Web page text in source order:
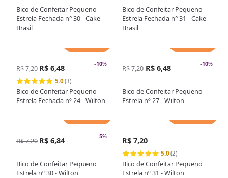
Bico de Confeitar Pequeno
Estrela Fechada n° 30 - Cake
Brasil
Bico de Confeitar Pequeno
Estrela Fechada n° 31 - Cake
Brasil
-10%
R$ 7,20 R$ 6,48
5.0(3)
Bico de Confeitar Pequeno
Estrela Fechada nº 24 - Wilton
-10%
R$ 7,20 R$ 6,48
Bico de Confeitar Pequeno
Estrela nº 27 - Wilton
-5%
R$ 7,20 R$ 6,84
Bico de Confeitar Pequeno
Estrela nº 30 - Wilton
R$ 7,20
5.0(2)
Bico de Confeitar Pequeno
Estrela nº 31 - Wilton